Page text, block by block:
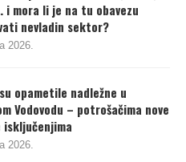
i mora li je na tu obavezu
nevladin sektor?
2026.
opametile nadležne u
Vodovodu – potrošačima nove
2026.